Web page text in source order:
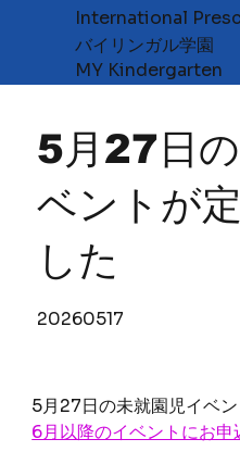
International
​バイリンガル学園
MY Kindergarten
20260517
5月27日
ベントが
した
5月27日の未就園児イベン
6月以降のイベントにお申